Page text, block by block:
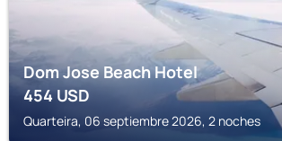
Dom Jose Beach Hotel
454USD
Quarteira, 06 septiembre 2026, 2 noches